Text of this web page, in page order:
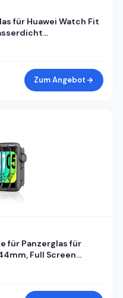
für Huawei Watch Fit
Fit 2, Stoßfeste
Folie
Zum Angebot
für Panzerglas für
Full Screen
44mm
Schutz iWatch